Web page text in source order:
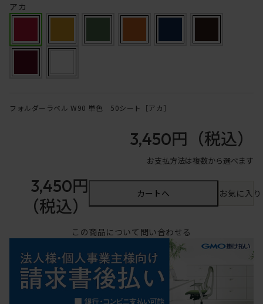
アカ
フォルダーラベル W90 単色 50シート［アカ］
3,450円 （税込）
お支払方法は複数から選べます
3,450円
（税込）
カートへ お気に入
この商品について問い合わせる